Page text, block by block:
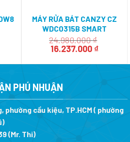
₫.
MÁY RỬA BÁT CANZY CZ
WDC0315B SMART
24.980.000₫
Giá
là:
16.237.000 ₫Giá
tại
PHÚ NHUẬN
phường cầu kiệu, TP.HCM ( phường
(Mr. Thi)